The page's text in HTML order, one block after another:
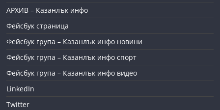
АРХИВ – Казанлък инфо
Фейсбук страница
Фейсбук група – Казанлък инфо новини
Фейсбук група – Казанлък инфо спорт
Фейсбук група – Казанлък инфо видео
LinkedIn
Twitter